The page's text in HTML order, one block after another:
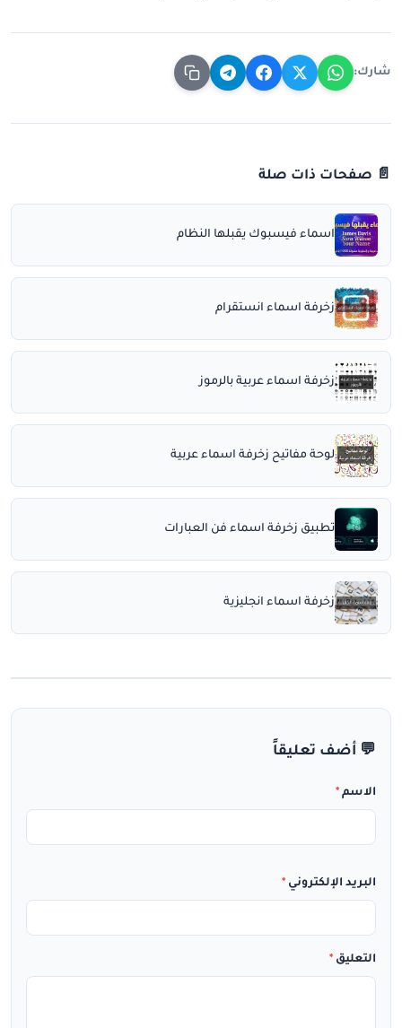
شارك:
📄 صفحات ذات صلة
اسماء فيسبوك يقبلها النظام
زخرفة اسماء انستقرام
زخرفة اسماء عربية بالرموز
لوحة مفاتيح زخرفة اسماء عربية
تطبيق زخرفة اسماء فن العبارات
زخرفة اسماء انجليزية
💬 أضف تعليقاً
الاسم *
البريد الإلكتروني *
التعليق *